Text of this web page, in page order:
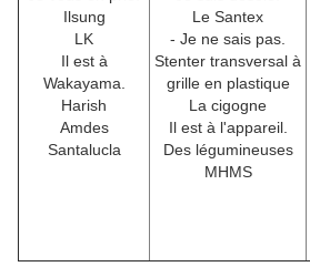
Ilsung
LK
Il est à
Wakayama.
Harish
Amdes
Santalucla
Le Santex
- Je ne sais pas.
Stenter transversal à
grille en plastique
La cigogne
Il est à l'appareil.
Des légumineuses
MHMS